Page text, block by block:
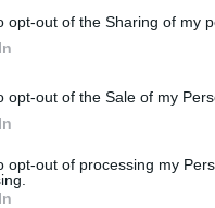
opt-out of the Sharing of my
opt-out of the Sale of my
opt-out of processing my
și un eveniment
acesta cuprinde